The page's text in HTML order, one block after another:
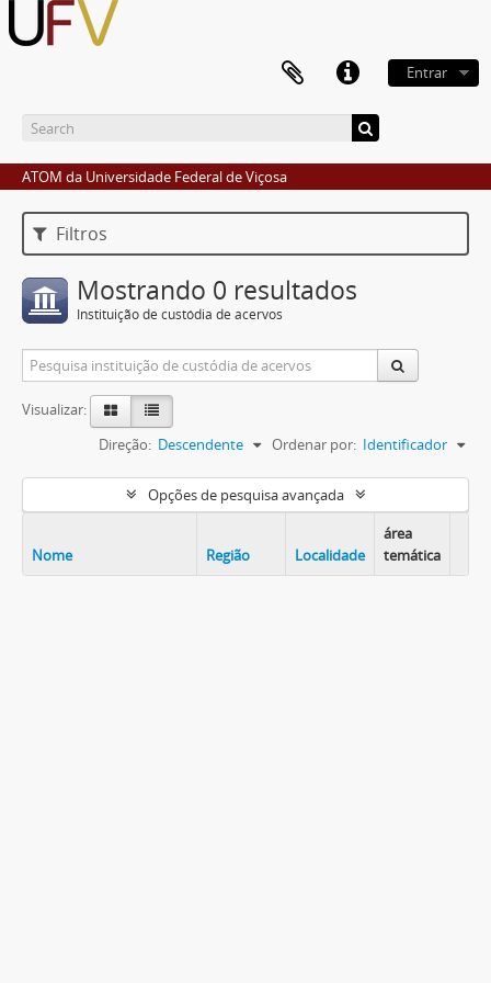
Entrar
ATOM da Universidade Federal de Viçosa
Filtros
Mostrando 0 resultados
Instituição de custódia de acervos
Visualizar:
Ordenar por: Identificador
Direção: Descendente
Opções de pesquisa avançada
Nome Região Localidade
área
temática